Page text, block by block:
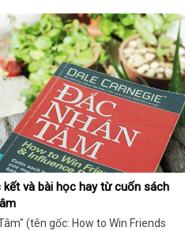
kết và bài học hay từ cuốn sách
(tên gốc: How to Win Friends